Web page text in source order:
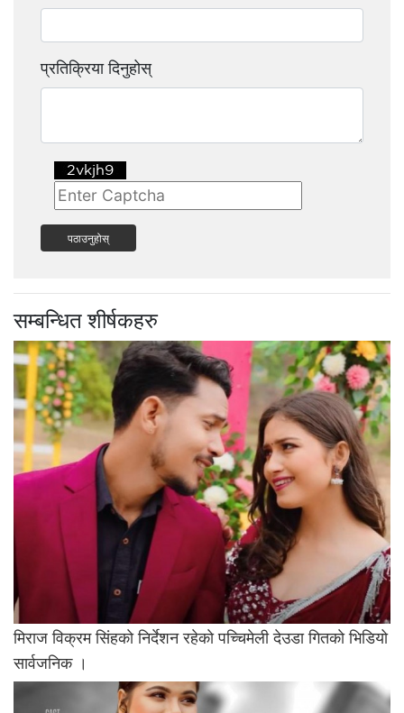
प्रतिक्रिया दिनुहोस्
पठाउनुहोस्
सम्बन्धित शीर्षकहरु
मिराज विक्रम सिंहकाे निर्देशन रहेकाे पच्चिमेली देउडा गितकाे भिडियो
सार्वजनिक ।